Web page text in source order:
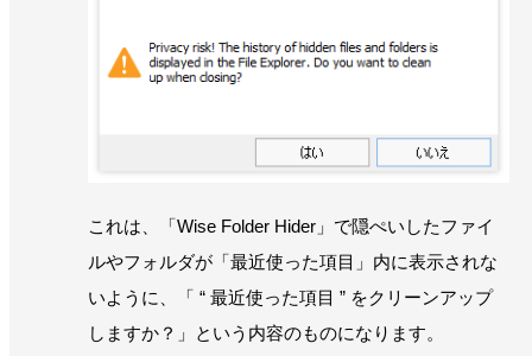
これは、「Wise Folder Hider」で隠ぺいしたファイ
ルやフォルダが「最近使った項目」内に表示されな
いように、「 “ 最近使った項目 ” をクリーンアップ
しますか？」という内容のものになります。